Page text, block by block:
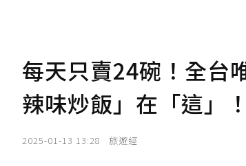
每天只賣24碗！全台
辣味炒飯」在「這」！
2025-01-13 13:28 旅遊經